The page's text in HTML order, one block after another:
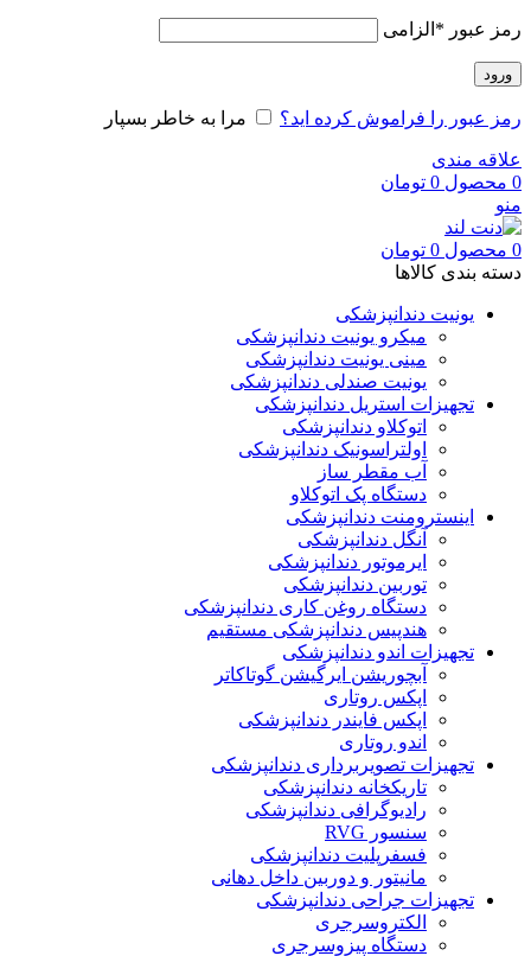
رمز عبور * الزامی
ورود
رمز عبور را فراموش کرده اید؟ مرا به خاطر بسپار
علاقه مندی
0 محصول 0 تومان
منو
0 محصول 0 تومان
دسته بندی کالاها
یونیت دندانپزشکی
میکرو یونیت دندانپزشکی
مینی یونیت دندانپزشکی
یونیت صندلی دندانپزشکی
تجهیزات استریل دندانپزشکی
اتوکلاو دندانپزشکی
اولتراسونیک دندانپزشکی
آب مقطر ساز
دستگاه پک اتوکلاو
اینسترومنت دندانپزشکی
آنگل دندانپزشکی
ایرموتور دندانپزشکی
توربین دندانپزشکی
دستگاه روغن کاری دندانپزشکی
هندپیس دندانپزشکی مستقیم
تجهیزات اندو دندانپزشکی
آبچوریشن ایرگیشن گوتاکاتر
اپکس روتاری
اپکس فایندر دندانپزشکی
اندو روتاری
تجهیزات تصویربرداری دندانپزشکی
تاریکخانه دندانپزشکی
رادیوگرافی دندانپزشکی
سنسور RVG
فسفرپلیت دندانپزشکی
مانیتور و دوربین داخل دهانی
تجهیزات جراحی دندانپزشکی
الکتروسرجری
دستگاه پیزوسرجری